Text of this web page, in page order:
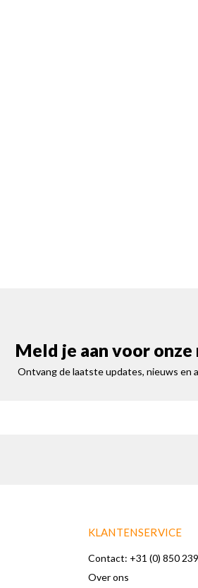
Meld je aan voor
Ontvang de laatste updates, nieuws en
KLANTENSERVICE
Contact: +31 (0) 850
Over ons